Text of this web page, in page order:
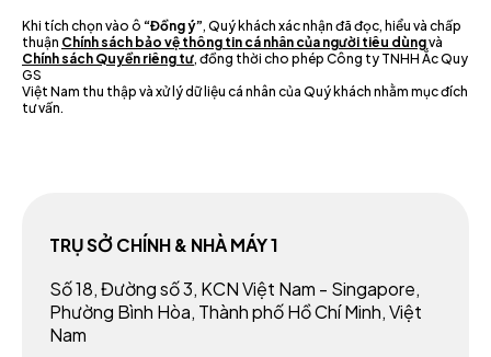
Khi tích chọn vào ô “Đồng ý”, Quý khách xác nhận đã đọc, hiểu và chấp
thuận Chính sách bảo vệ thông tin cá nhân của người tiêu dùngvà
Chính sách Quyền riêng tư, đồng thời cho phép Công ty TNHH Ắc Quy
GS
Việt Nam thu thập và xử lý dữ liệu cá nhân của Quý khách nhằm mục đích
tư vấn.
TRỤ SỞ CHÍNH & NHÀ MÁY 1
Số 18, Đường số 3, KCN Việt Nam - Singapore,
Phường Bình Hòa, Thành phố Hồ Chí Minh, Việt
Nam